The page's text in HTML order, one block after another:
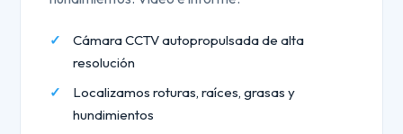
Cámara CCTV autopropulsada de alta
resolución
Localizamos roturas, raíces, grasas y
hundimientos